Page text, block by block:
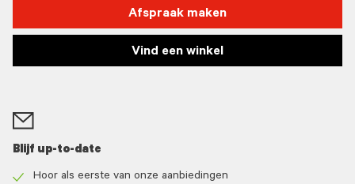
Afspraak maken
Vind een winkel
Blijf up-to-date
Hoor als eerste van onze aanbiedingen